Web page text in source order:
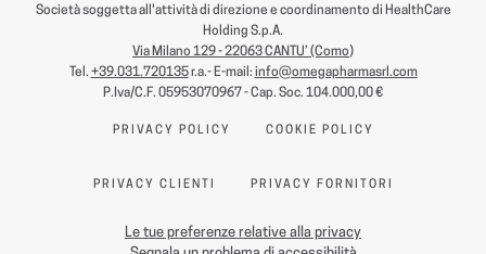
Società soggetta all'attività di direzione e coordinamento di HealthCare
Holding S.p.A.
Via Milano 129 - 22063 CANTU’ (Como)
Tel. +39.031.720135r.a.- E-mail: info@omegapharmasrl.com
P.Iva/C.F. 05953070967 - Cap. Soc. 104.000,00 €
PRIVACY POLICY COOKIE POLICY
PRIVACY CLIENTI PRIVACY FORNITORI
Le tue preferenze relative alla privacy